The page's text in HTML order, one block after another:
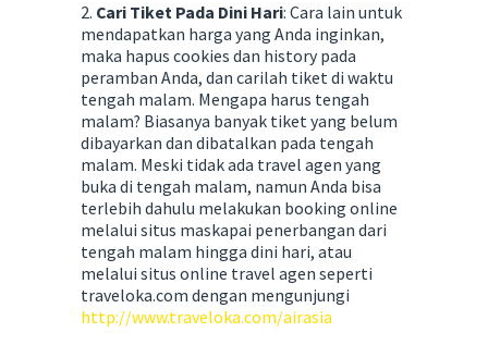
2. Cari Tiket Pada Dini Hari: Cara lain untuk
mendapatkan harga yang Anda inginkan,
maka hapus cookies dan history pada
peramban Anda, dan carilah tiket di waktu
tengah malam. Mengapa harus tengah
malam? Biasanya banyak tiket yang belum
dibayarkan dan dibatalkan pada tengah
malam. Meski tidak ada travel agen yang
buka di tengah malam, namun Anda bisa
terlebih dahulu melakukan booking online
melalui situs maskapai penerbangan dari
tengah malam hingga dini hari, atau
melalui situs online travel agen seperti
traveloka.com dengan mengunjungi
http://www.traveloka.com/airasia